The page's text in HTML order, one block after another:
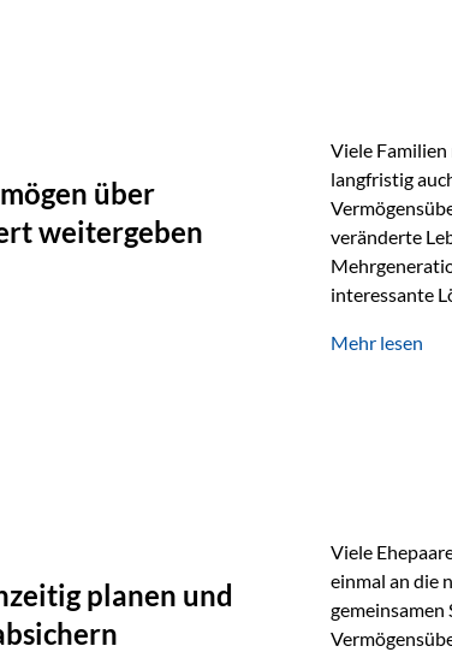
über
weitergeben
Viele
langfristig
veränderte
interessante
Mehr lesen
planen und
Viele
einmal an die
gemeinsamen